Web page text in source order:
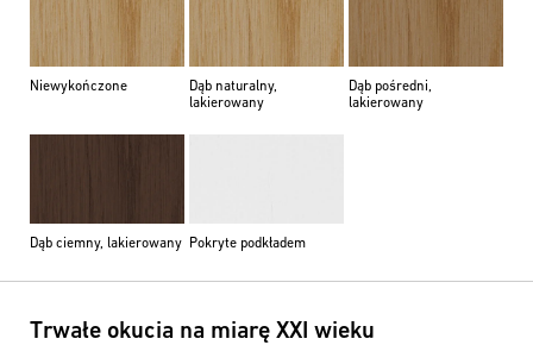
Niewykończone
Dąb naturalny,
lakierowany
Dąb pośredni,
lakierowany
Dąb ciemny, lakierowany Pokryte podkładem
Trwałe okucia na miarę XXI wieku